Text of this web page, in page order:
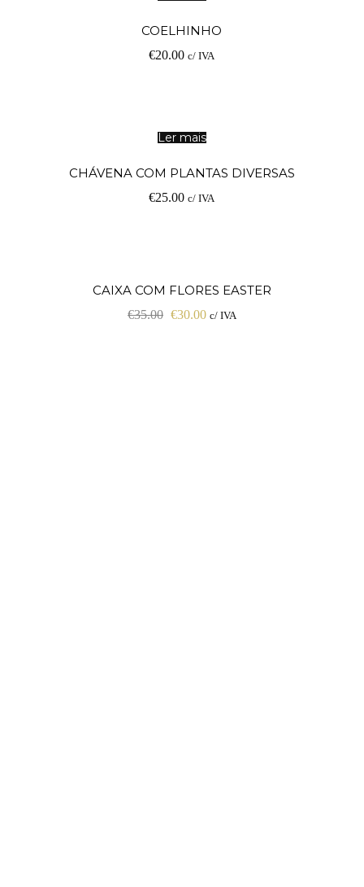
COELHINHO
€20.00 c/ IVA
Ler mais
CHÁVENA COM PLANTAS DIVERSAS
€25.00 c/ IVA
PROMOÇÃO!CAIXA COM FLORES EASTER
€35.00 €30.00 c/ IVA